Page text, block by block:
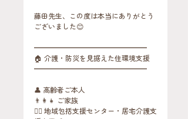
藤田先生、この度は本当にありがとう
ございました😊
━━━━━━━━━━━━━━━━
🏠 介護・防災を見据えた住環境支援
━━━━━━━━━━━━━━━━
👤 高齢者ご本人
👨‍👩‍👧 ご家族
🧑‍⚕️ 地域包括支援センター・居宅介護支